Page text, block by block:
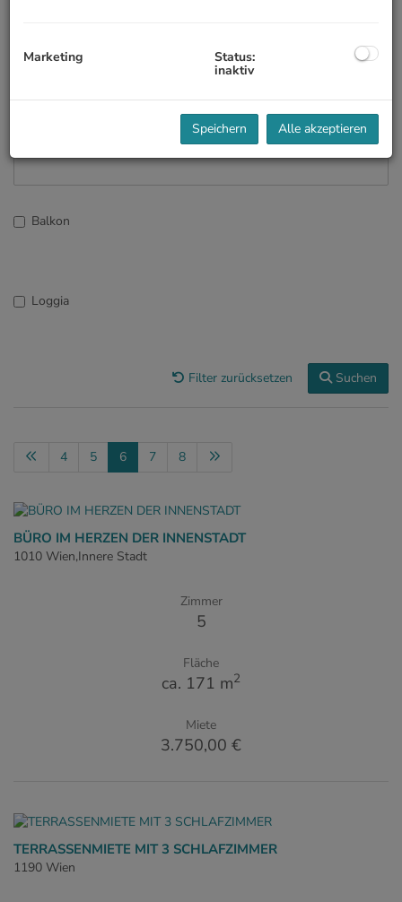
Balkon
Loggia
Filter zurücksetzen Suchen
4 5 6 7 8
BÜRO IM HERZEN DER INNENSTADT
1010 Wien,Innere Stadt
Zimmer
5
Fläche
ca. 171 m2
Miete
3.750,00 €
TERRASSENMIETE MIT 3 SCHLAFZIMMER
1190 Wien
Marketing Status:
inaktiv
Speichern Alle akzeptieren